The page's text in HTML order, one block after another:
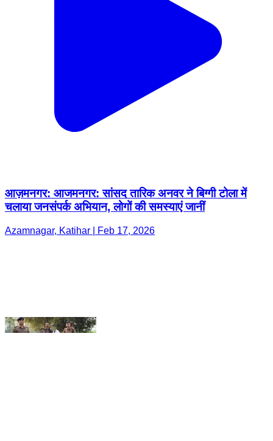
आज़मनगर: आजमनगर: सांसद तारिक अनवर ने बिग्गी टोला में
चलाया जनसंपर्क अभियान, लोगों की समस्याएं जानीं